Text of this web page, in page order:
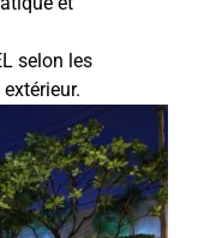
selon les